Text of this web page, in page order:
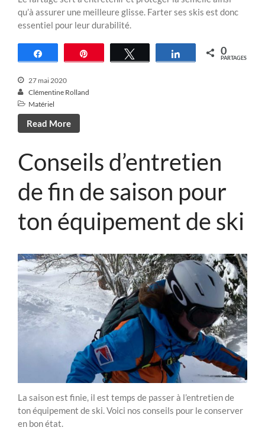
qu’à assurer une meilleure glisse. Farter ses skis est donc
essentiel pour leur durabilité.
Partagez Tweetez Partagez 0
PARTAGES
27 mai 2020
Clémentine Rolland
Matériel
Read More
Conseils d’entretien
de fin de saison pour
ton équipement de ski
La saison est finie, il est temps de passer à l’entretien de
ton équipement de ski. Voici nos conseils pour le conserver
en bon état.